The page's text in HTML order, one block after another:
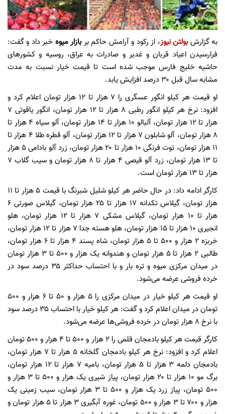
به گزارشبولتن نیوز، از رکود و آرامش حاکم بربازار میوه خبر داد و گفت:
فرارسیدن اعیاد قربان و غدیر و صادرات به عراق، روسیه و کشور‌های
حاشیه خلیج فارس موجب شده است تا قیمت خیار نسبت به مدت
مشابه سال قبل ۳۰ درصد افزایش یابد.
او قیمت هر کیلو انگور عسگری را ۷ هزار تا ۱۲ هزار تومان اعلام کرد و
افزود: نرخ هر کیلو انگور رطبی ۸ هزار تا ۱۲ هزار تومان، انگور یاقوتی ۷
هزار تا ۱۲ هزار تومان، آلبالو ۱۰ هزار تا ۱۴ هزار تومان، آلو سیاه ۴ هزار تا
۸ هزار تومان، آلو شابلون ۷ هزار تا ۱۲ هزار تومان، آلو قطره طلا ۴ هزار تا
۱۱ هزار تومان، توت فرنگی ۱۰ هزار تا ۲۰ هزار تومان، زرد آلو بادامی ۵ هزار
تا ۱۳ هزار تومان، زرد آلو قیصی ۴ هزار تا ۸ هزار تومان‌ و سیب گلاب ۷
هزار تا ۱۳ هزار تومان است.
کارگر ادامه داد: در حال حاضر هر کیلو شلیل شبرنگ با قیمت ۵ هزار تا ۱۱
هزار تومان، گیلاس تکدانه ۱۷ هزار تا ۲۵ هزار تومان، گیلاس صورتی ۶
هزار تا ۱۰ هزار تومان، گیلاس مشکی ۷ هزار تا ۱۲ هزار تومان، هلو
انجیری ۱۰ هزار تا ۱۵ هزار تومان، هلو هسته جدا ۷ هزار تا ۱۲ هزار تومان،
خربزه ۲ هزار و ۵۰۰ تا ۵ هزار تومان، شاه پسند ۴ هزار تا ۶ هزار تومان،
طالبی ۲ هزار تا ۵ هزار تومان و هندوانه یک هزار و ۵۰۰ تا ۳ هزار تومان
در میدان مرکزی میوه و تره بار و با احتساب حداکثر ۳۵ درصد سود در
خرده فروشی عرضه می‌شود.
او قیمت هر کیلو خیار در میدان مرکزی را ۵ هزار و ۵۰ تا ۶ هزار و ۵۰۰
تومان در میدان اعلام کرد و گفت: هر کیلو خیار با احتساب ۳۵ درصد سود
با نرخ ۸ هزار تومان در خرده فروشی‌ها عرضه می‌شود.
کارگر قیمت هر کیلو بادمجان قلمی را ۲ هزار و ۵۰۰ تا ۴ هزار و ۵۰۰ تومان
اعلام کرد و افزود: نرخ هر کیلو بادمجان گلخانه ۵ هزار تا ۷ هزار تومان،
بادمجان دلمه ۳ هزار تا ۵ هزار تومان، بامیه ۷ هزار تا ۱۲ هزار تومان،
برگ مو ۱۰ هزار تا ۲۰ هزار تومان، پیاز شیری یک هزار و ۵۰۰ تا ۳ هزار و
۵۰۰ تومان، پیاز زرد یک هزار و ۵۰۰ تا ۳ هزار تومان، سیب زمینی یک
هزار و ۷۰۰ تا ۳ هزار و ۵۰۰ تومان، غوره آبگیری ۳ هزار تا ۵ هزار تومان و